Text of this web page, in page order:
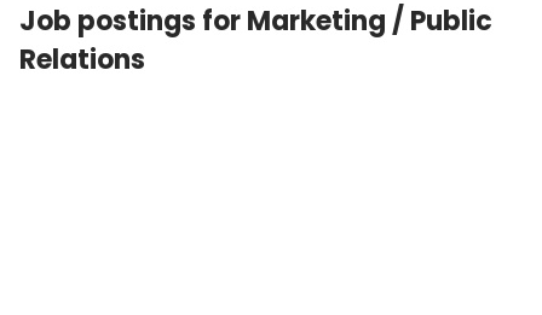
Job postings for Marketing / Public
Relations